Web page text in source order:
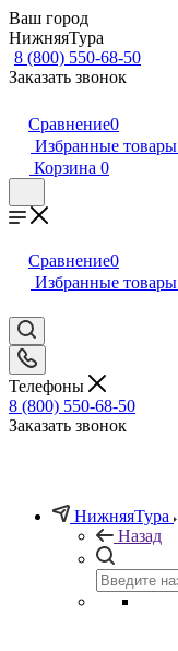
Ваш город
НижняяТура
8 (800) 550-68-50
Заказать звонок
Сравнение0
Избранные товары
Корзина 0
Сравнение0
Избранные товары
Телефоны
8 (800) 550-68-50
Заказать звонок
НижняяТура
Назад